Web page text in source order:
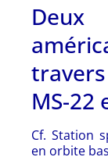
Deux
MS-22
Cf. Station
en orbite